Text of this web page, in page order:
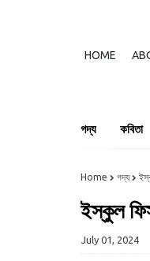
HOME
গদ্য কবিতা
Home গদ্য
ইস্কুল
July 01, 2024